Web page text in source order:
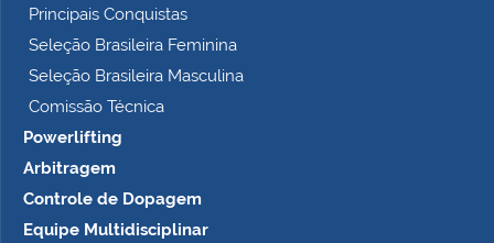
Principais Conquistas
Seleção Brasileira Feminina
Seleção Brasileira Masculina
Comissão Técnica
Powerlifting
Arbitragem
Controle de Dopagem
Equipe Multidisciplinar